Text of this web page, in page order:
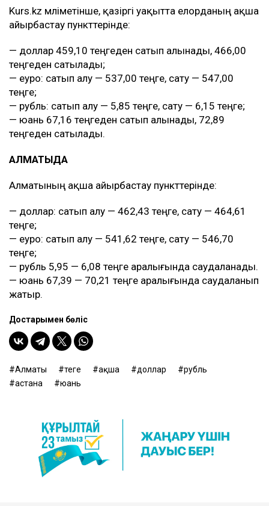
Kurs.kz мәліметінше, қазіргі уақытта елорданың ақша
айырбастау пункттерінде:
— доллар 459,10 теңгеден сатып алынады, 466,00
теңгеден сатылады;
— еуро: сатып алу — 537,00 теңге, сату — 547,00
теңге;
— рубль: сатып алу — 5,85 теңге, сату — 6,15 теңге;
— юань 67,16 теңгеден сатып алынады, 72,89
теңгеден сатылады.
АЛМАТЫДА
Алматының ақша айырбастау пункттерінде:
— доллар: сатып алу — 462,43 теңге, сату — 464,61
теңге;
— еуро: сатып алу — 541,62 теңге, сату — 546,70
теңге;
— рубль 5,95 — 6,08 теңге аралығында саудаланады.
— юань 67,39 — 70,21 теңге аралығында саудаланып
жатыр.
Достарыңмен бөліс
Алматы теңге ақша доллар
рубль
астана
юань